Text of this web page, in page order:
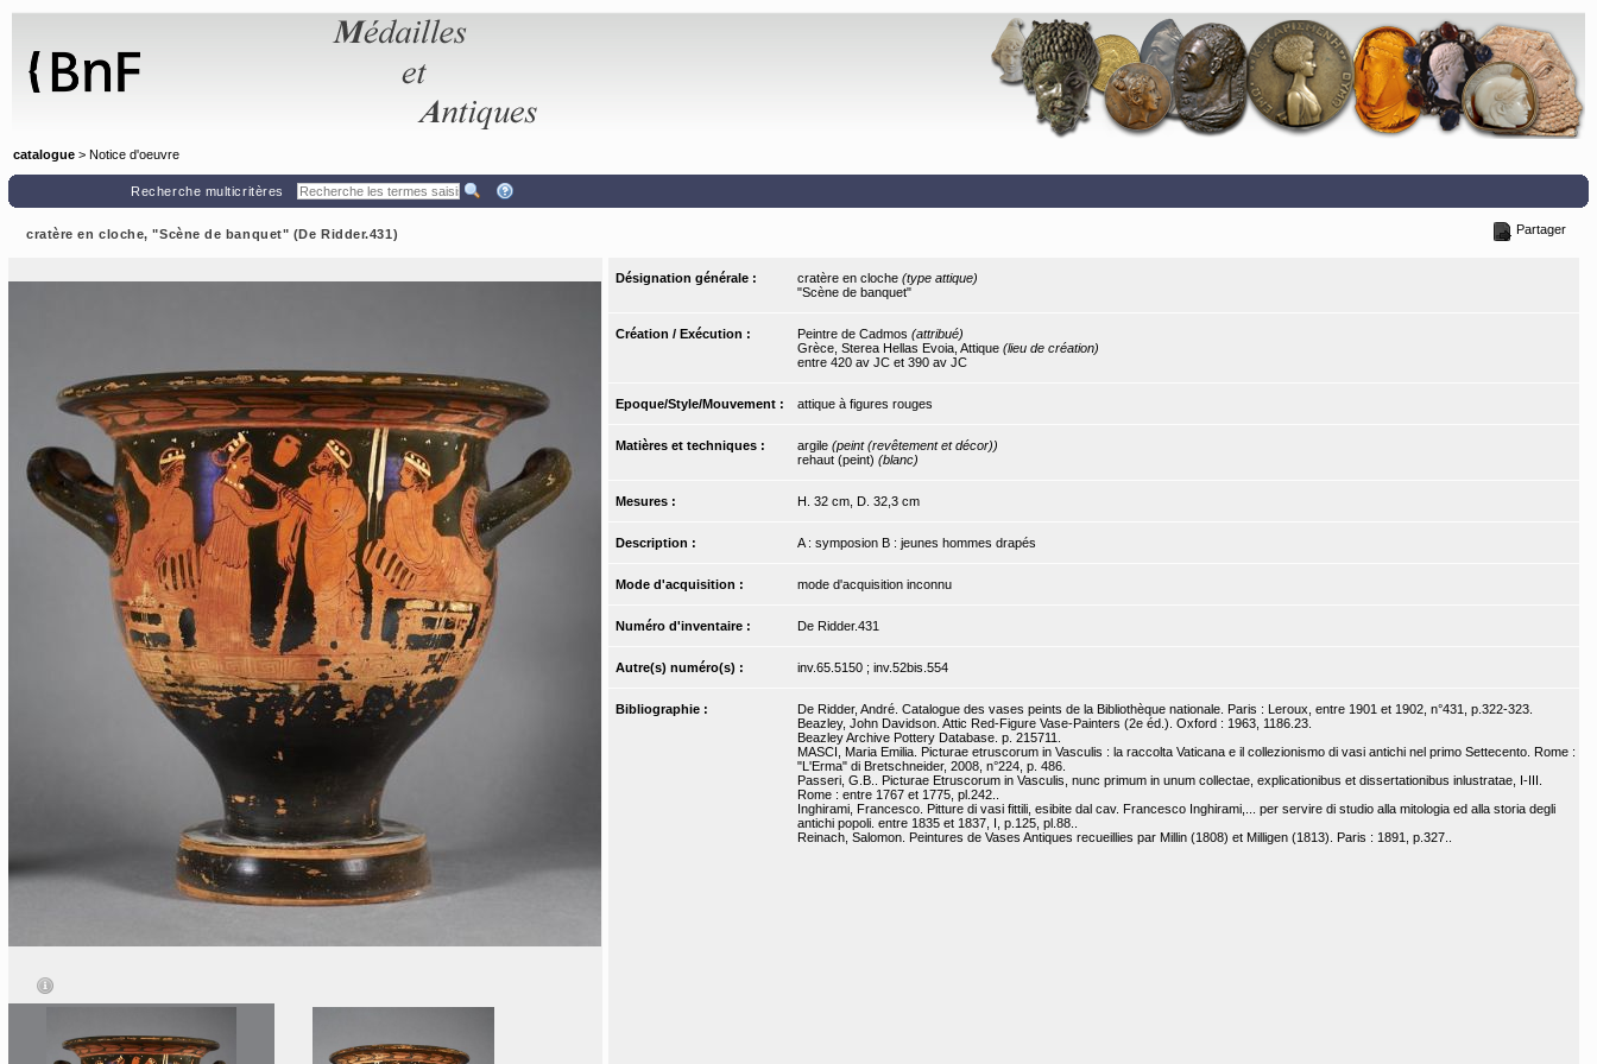
catalogue > Notice d'oeuvre
Recherche multicritères
cratère en cloche, "Scène de banquet" (De Ridder.431) Partager
Désignation générale : cratère en cloche (type attique)
"Scène de banquet"
Création / Exécution : Peintre de Cadmos (attribué)
Grèce, Sterea Hellas Evoia, Attique (lieu de création)
entre 420 av JC et 390 av JC
Epoque/Style/Mouvement : attique à figures rouges
Matières et techniques : argile (peint (revêtement et décor))
rehaut (peint) (blanc)
Mesures : H. 32 cm, D. 32,3 cm
Description : A : symposion B : jeunes hommes drapés
Mode d'acquisition : mode d'acquisition inconnu
Numéro d'inventaire : De Ridder.431
Autre(s) numéro(s) : inv.65.5150 ; inv.52bis.554
Bibliographie :
De Ridder, André. Catalogue des vases peints de la Bibliothèque nationale. Paris : Leroux, entre 1901 et 1902, n°431, p.322-323.
Beazley, John Davidson. Attic Red-Figure Vase-Painters (2e éd.). Oxford : 1963, 1186.23.
Beazley Archive Pottery Database. p. 215711.
MASCI, Maria Emilia. Picturae etruscorum in Vasculis : la raccolta Vaticana e il collezionismo di vasi antichi nel primo Settecento. Rome :
"L'Erma" di Bretschneider, 2008, n°224, p. 486.
Passeri, G.B.. Picturae Etruscorum in Vasculis, nunc primum in unum collectae, explicationibus et dissertationibus inlustratae, I-III.
Rome : entre 1767 et 1775, pl.242..
Inghirami, Francesco. Pitture di vasi fittili, esibite dal cav. Francesco Inghirami,... per servire di studio alla mitologia ed alla storia degli
antichi popoli. entre 1835 et 1837, I, p.125, pl.88..
Reinach, Salomon. Peintures de Vases Antiques recueillies par Millin (1808) et Milligen (1813). Paris : 1891, p.327..